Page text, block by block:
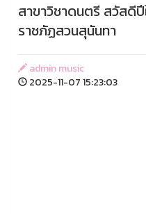
สาขาวิชาดนตรี สวัสดี
ราชภัฏสวนสุนันทา
admin music
2025-11-07 15:23:03